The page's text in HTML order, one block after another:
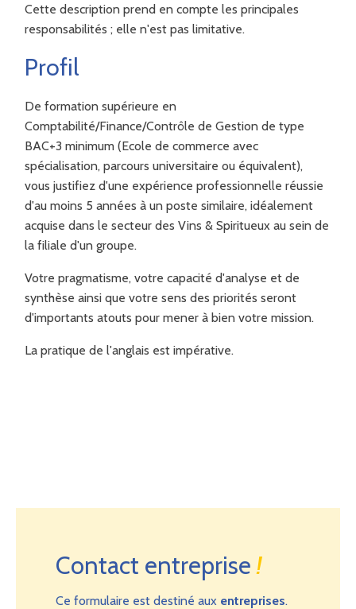
Cette description prend en compte les principales
responsabilités ; elle n'est pas limitative.
Profil
De formation supérieure en
Comptabilité/Finance/Contrôle de Gestion de type
BAC+3 minimum (Ecole de commerce avec
spécialisation, parcours universitaire ou équivalent),
vous justifiez d'une expérience professionnelle réussie
d'au moins 5 années à un poste similaire, idéalement
acquise dans le secteur des Vins & Spiritueux au sein de
la filiale d'un groupe.
Votre pragmatisme, votre capacité d'analyse et de
synthèse ainsi que votre sens des priorités seront
d'importants atouts pour mener à bien votre mission.
La pratique de l'anglais est impérative.
Contact entreprise!
Ce formulaire est destiné aux entreprises.